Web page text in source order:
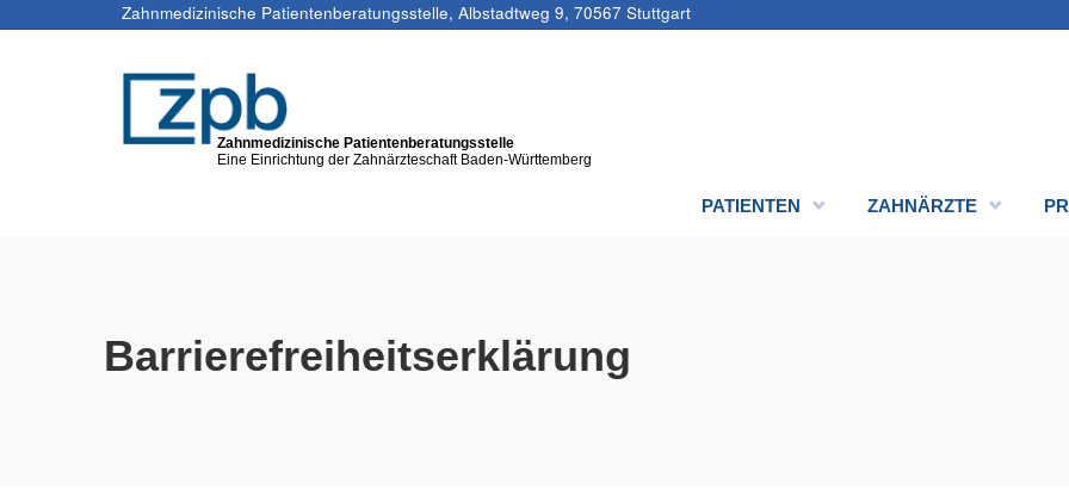
Zahnmedizinische Patientenberatungsstelle, Albstadtweg 9, 70567 Stuttgart
Zahnmedizinische Patientenberatungsstelle
Eine Einrichtung der Zahnärzteschaft Baden-Württemberg
PATIENTEN ZAHNÄRZTE
Barrierefreiheitserklärung